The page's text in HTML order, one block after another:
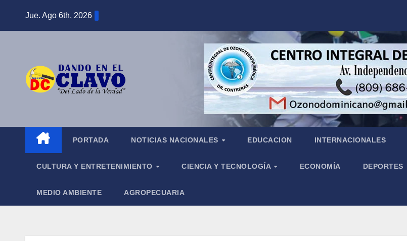
Jue. Ago 6th, 2026
PORTADA NOTICIAS NACIONALES EDUCACION INTERNACIONALES
CULTURA Y ENTRETENIMIENTO CIENCIA Y TECNOLOGÍA ECONOMÍA DEPORTES
MEDIO AMBIENTE AGROPECUARIA